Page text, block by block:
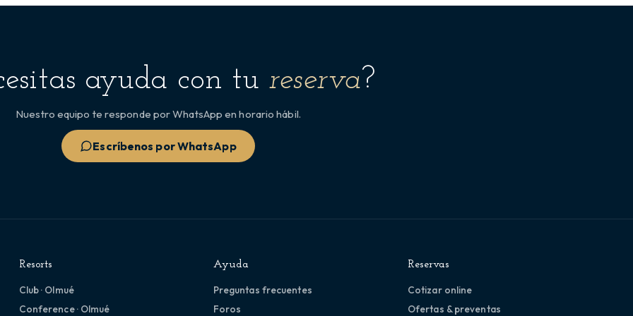
ayuda con tu reserva?
Nuestro equipo te responde por WhatsApp en horario hábil.
Escríbenos por WhatsApp
Resorts
Club · Olmué
Conference · Olmué
Ayuda
Preguntas frecuentes
Foros
Reservas
Cotizar online
Ofertas & preventas